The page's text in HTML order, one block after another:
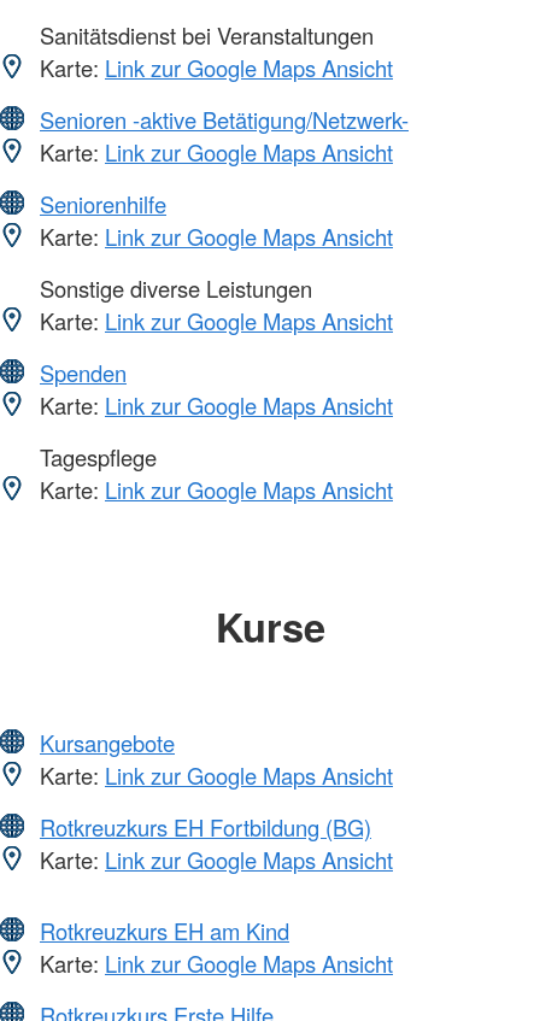
Sanitätsdienst bei Veranstaltungen
Karte: Link zur Google Maps Ansicht
Senioren -aktive Betätigung/Netzwerk-
Karte: Link zur Google Maps Ansicht
Seniorenhilfe
Karte: Link zur Google Maps Ansicht
Sonstige diverse Leistungen
Karte: Link zur Google Maps Ansicht
Spenden
Karte: Link zur Google Maps Ansicht
Tagespflege
Karte: Link zur Google Maps Ansicht
Kurse
Kursangebote
Karte: Link zur Google Maps Ansicht
Rotkreuzkurs EH Fortbildung (BG)
Karte: Link zur Google Maps Ansicht
Rotkreuzkurs EH am Kind
Karte: Link zur Google Maps Ansicht